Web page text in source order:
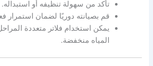
تأكد من سهولة تنظيفه أو استبداله.
قم بصيانته دوريًا لضمان استمرار
يمكن استخدام فلاتر متعددة
المياه منخفضة.